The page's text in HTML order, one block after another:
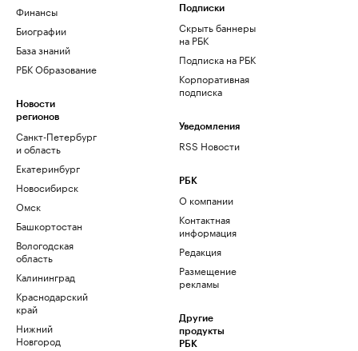
Финансы
Биографии
База знаний
РБК Образование
Новости
регионов
Санкт-Петербург
и область
Екатеринбург
Новосибирск
Омск
Башкортостан
Вологодская
область
Калининград
Краснодарский
край
Нижний
Новгород
Подписки
Скрыть баннеры
на РБК
Подписка на РБК
Корпоративная
подписка
Уведомления
RSS Новости
РБК
О компании
Контактная
информация
Редакция
Размещение
рекламы
Другие
продукты
РБК